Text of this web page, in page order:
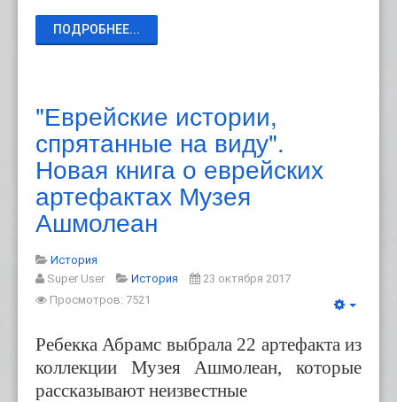
ПОДРОБНЕЕ...
"Еврейские истории,
спрятанные на виду".
Новая книга о еврейских
артефактах Музея
Ашмолеан
История
Super User
История
23 октября 2017
Просмотров: 7521
Ребекка Абрамс выбрала 22 артефакта из
коллекции Музея Ашмолеан, которые
рассказывают неизвестные